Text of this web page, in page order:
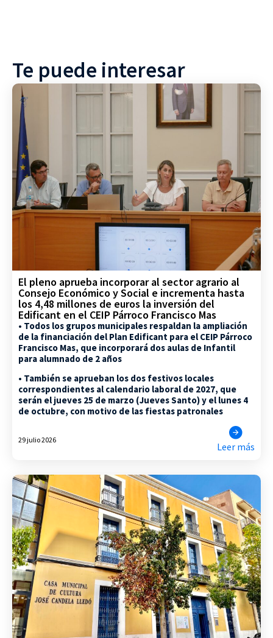
Te puede interesar
El pleno aprueba incorporar al sector agrario al
Consejo Económico y Social e incrementa hasta
los 4,48 millones de euros la inversión del
Edificant en el CEIP Párroco Francisco Mas
• Todos los grupos municipales respaldan la ampliación
de la financiación del Plan Edificant para el CEIP Párroco
Francisco Mas, que incorporará dos aulas de Infantil
para alumnado de 2 años
• También se aprueban los dos festivos locales
correspondientes al calendario laboral de 2027, que
serán el jueves 25 de marzo (Jueves Santo) y el lunes 4
de octubre, con motivo de las fiestas patronales
29 julio 2026
Leer más